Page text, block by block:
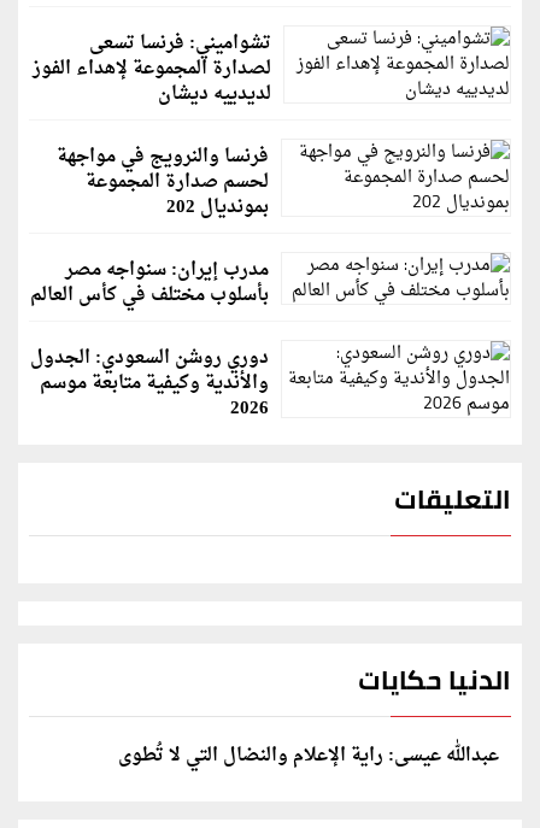
تشواميني: فرنسا تسعى
لصدارة المجموعة لإهداء الفوز
لديدييه ديشان
فرنسا والنرويج في مواجهة
لحسم صدارة المجموعة
بمونديال 202
مدرب إيران: سنواجه مصر
بأسلوب مختلف في كأس العالم
دوري روشن السعودي: الجدول
والأندية وكيفية متابعة موسم
2026
التعليقات
الدنيا حكايات
عبدالله عيسى: راية الإعلام والنضال التي لا تُطوى